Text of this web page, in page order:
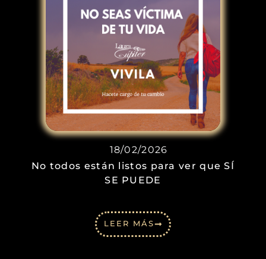
18/02/2026
No todos están listos para ver que SÍ
SE PUEDE
LEER MÁS